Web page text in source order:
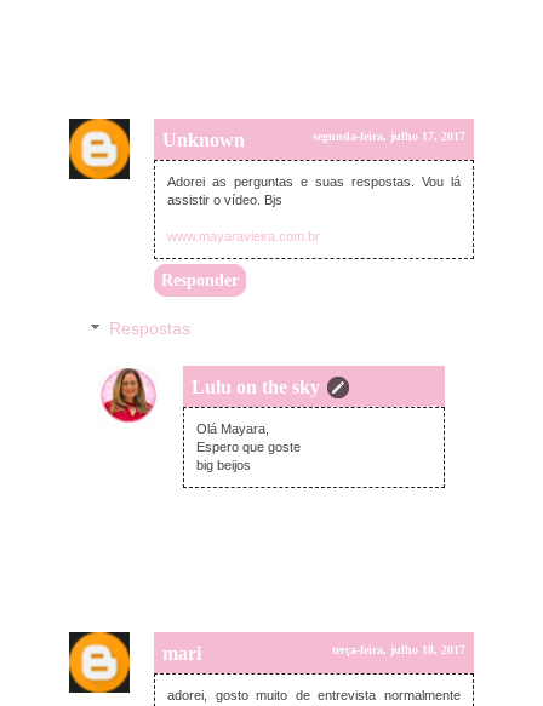
Unknown segunda-feira, julho 17, 2017
Adorei as perguntas e suas respostas. Vou lá
assistir o vídeo. Bjs
www.mayaravieira.com.br
Responder
Respostas
Lulu on the sky
terça-feira, julho 18, 2017
Olá Mayara,
Espero que goste
big beijos
mari terça-feira, julho 18, 2017
adorei, gosto muito de entrevista normalmente